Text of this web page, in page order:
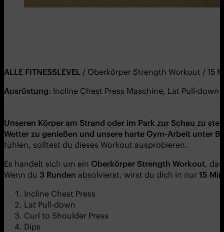
ALLE FITNESSLEVEL / Oberkörper Strength Workout / 15
Ausrüstung: Incline Chest Press Maschine, Lat Pull-down
Unseren Körper am Strand oder im Park zur Schau zu
Wetter zu genießen und unsere harte Gym-Arbeit unter
fühlen, solltest du dieses Workout ausprobieren.
Es handelt sich um ein Oberkörper Strength Workout,
Wenn du 3 Runden absolvierst, wirst du dich in nur 15
Incline Chest Press
Lat Pull-down
Curl to Shoulder Press
Dips